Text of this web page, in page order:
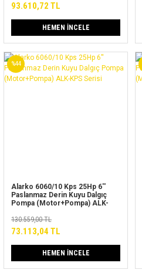
93.610,72 TL
HEMEN İNCELE
%44
Alarko 6060/10 Kps 25Hp 6''
Paslanmaz Derin Kuyu Dalgıç
Pompa (Motor+Pompa) ALK-
130.559,00 TL
73.113,04 TL
HEMEN İNCELE